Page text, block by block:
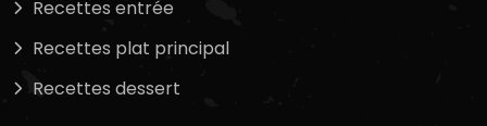
Recettes entrée
Recettes plat principal
Recettes dessert